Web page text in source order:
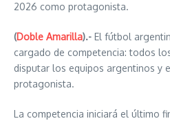
2026 como protagonista.
(Doble Amarilla).- El fútbol
cargado de competencia: todos
disputar los equipos argentinos y
protagonista.
La competencia iniciará el último